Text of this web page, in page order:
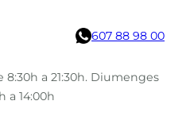
607 88 98 00
a 21:30h. Diumenges
a 14:00h